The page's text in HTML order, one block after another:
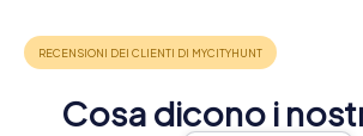
Cosa dicono i